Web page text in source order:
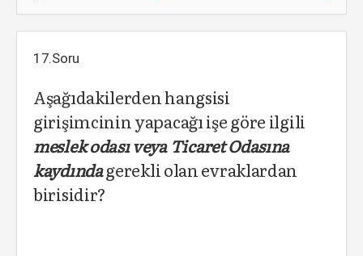
17.Soru
Aşağıdakilerden hangsisi
girişimcinin yapacağı işe göre ilgili
meslek odası veya Ticaret Odasına
kaydındagerekli olan evraklardan
birisidir?